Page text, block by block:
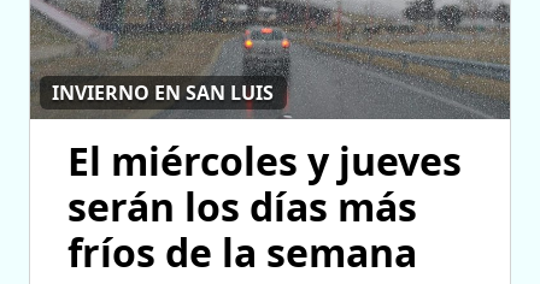
INVIERNO EN SAN LUIS
El miércoles y jueves
serán los días más
fríos de la semana